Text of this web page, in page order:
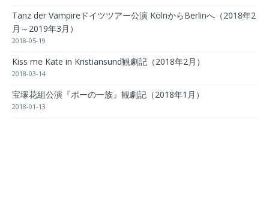
Tanz der Vampireドイツツアー公演 KölnからBerlinへ（2018年2
月～2019年3月）
2018-05-19
Kiss me Kate in Kristiansund観劇記（2018年2月）
2018-03-14
宝塚花組公演『ポーの一族』観劇記（2018年1月）
2018-01-13